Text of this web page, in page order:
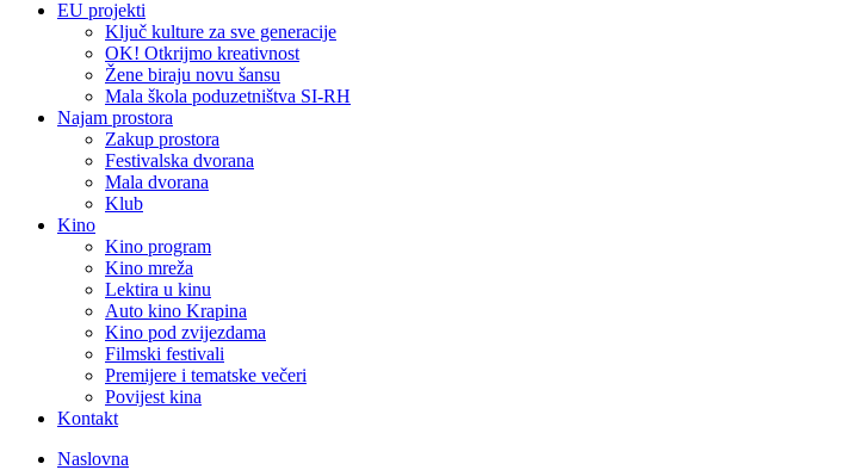
EU projekti
Ključ kulture za sve generacije
OK! Otkrijmo kreativnost
Žene biraju novu šansu
Mala škola poduzetništva SI-RH
Najam prostora
Zakup prostora
Festivalska dvorana
Mala dvorana
Klub
Kino
Kino program
Kino mreža
Lektira u kinu
Auto kino Krapina
Kino pod zvijezdama
Filmski festivali
Premijere i tematske večeri
Povijest kina
Kontakt
Naslovna